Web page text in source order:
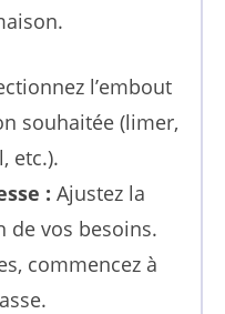
l’embout
souhaitée (limer,
etc.).
: Ajustez la
de vos besoins.
commencez à